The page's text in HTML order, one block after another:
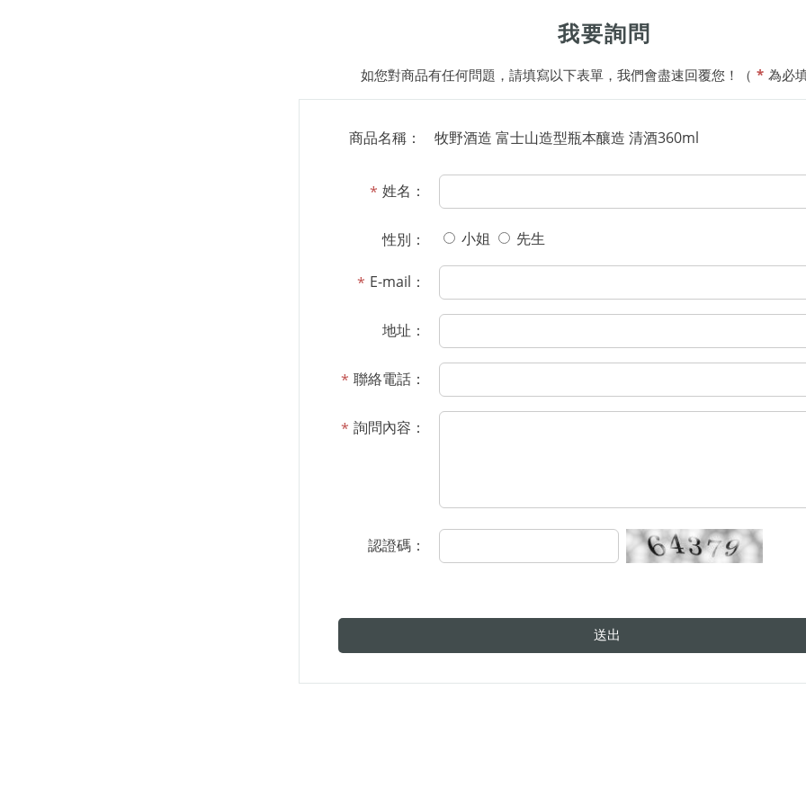
我要詢問
如您對商品有任何問題，請填寫以下表單，我們會盡速回覆您！（ * 為必
商品名稱： 牧野酒造 富士山造型瓶本釀造 清酒360ml
姓名：
性別： 小姐 先生
E-mail：
地址：
聯絡電話：
詢問內容：
認證碼：